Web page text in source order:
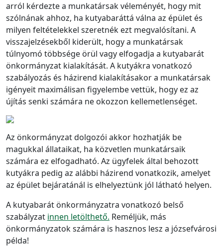
arról kérdezte a munkatársak véleményét, hogy mit
szólnának ahhoz, ha kutyabaráttá válna az épület és
milyen feltételekkel szeretnék ezt megvalósítani. A
visszajelzésekből kiderült, hogy a munkatársak
túlnyomó többsége örül vagy elfogadja a kutyabarát
önkormányzat kialakítását. A kutyákra vonatkozó
szabályozás és házirend kialakításakor a munkatársak
igényeit maximálisan figyelembe vettük, hogy ez az
újítás senki számára ne okozzon kellemetlenséget.
Az önkormányzat dolgozói akkor hozhatják be
magukkal állataikat, ha közvetlen munkatársaik
számára ez elfogadható. Az ügyfelek által behozott
kutyákra pedig az alábbi házirend vonatkozik, amelyet
az épület bejáratánál is elhelyeztünk jól látható helyen.
A kutyabarát önkormányzatra vonatkozó belső
szabályzat innen letölthető. Reméljük, más
önkormányzatok számára is hasznos lesz a józsefvárosi
példa!